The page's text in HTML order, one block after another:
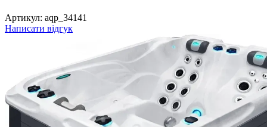
Артикул: aqp_34141
Написати відгук